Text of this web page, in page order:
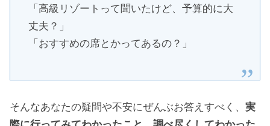
「高級リゾートって聞いたけど、予算的に大
丈夫？」
「おすすめの席とかってあるの？」
そんなあなたの疑問や不安にぜんぶお答えすべく、 実